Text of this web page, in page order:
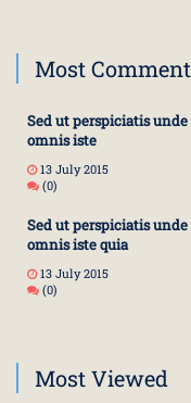
Most
Sed ut perspiciatis unde
omnis iste
13 July 2015
(0)
Sed ut perspiciatis unde
omnis iste quia
13 July 2015
(0)
Most Viewed